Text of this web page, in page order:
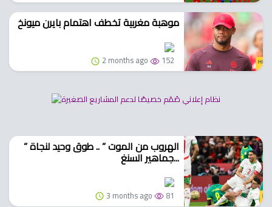
موهبة مغربية تخطف اهتمام بايرن ميونخ
2 months ago 152
” الهروب من الموت ” .. طوق وحيد لنجاة
جماهير السنغ...
3 months ago 81